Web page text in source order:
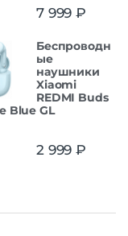
7 999 ₽
Беспроводн
ые
наушники
Xiaomi
REDMI Buds
Blue GL
2 999 ₽